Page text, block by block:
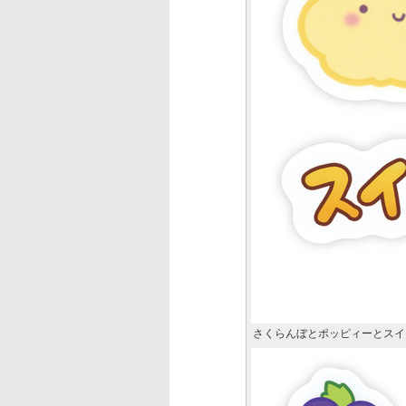
さくらんぼとポッピィーとス